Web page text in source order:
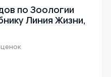
по Зоологии
Линия Жизни,